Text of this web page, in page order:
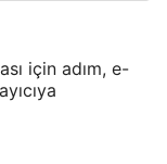
için adım, e-